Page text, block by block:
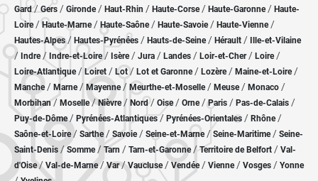
Gard/Gers / Gironde/ Haut-Rhin / Haute-Corse/ Haute-Garonne/ Haute-
Loire/Haute-Marne/ Haute-Saône/ Haute-Savoie/ Haute-Vienne/
Hautes-Alpes/ Hautes-Pyrénées / Hauts-de-Seine/ Hérault / Ille-et-Vilaine
/ Indre/ Indre-et-Loire/ Isère/ Jura / Landes / Loir-et-Cher/ Loire/
Loire-Atlantique/ Loiret / Lot/ Lot et Garonne/ Lozère / Maine-et-Loire/
Manche/ Marne/ Mayenne/ Meurthe-et-Moselle/ Meuse/ Monaco /
Morbihan/ Moselle/ Nièvre / Nord/ Oise / Orne/Paris / Pas-de-Calais /
Puy-de-Dôme/ Pyrénées-Atlantiques / Pyrénées-Orientales / Rhône/
Saône-et-Loire/ Sarthe/ Savoie/ Seine-et-Marne/ Seine-Maritime/ Seine-
Saint-Denis /Somme/ Tarn / Tarn-et-Garonne/Territoire de Belfort / Val-
d'Oise/ Val-de-Marne/Var/Vaucluse/ Vendée/ Vienne/ Vosges / Yonne